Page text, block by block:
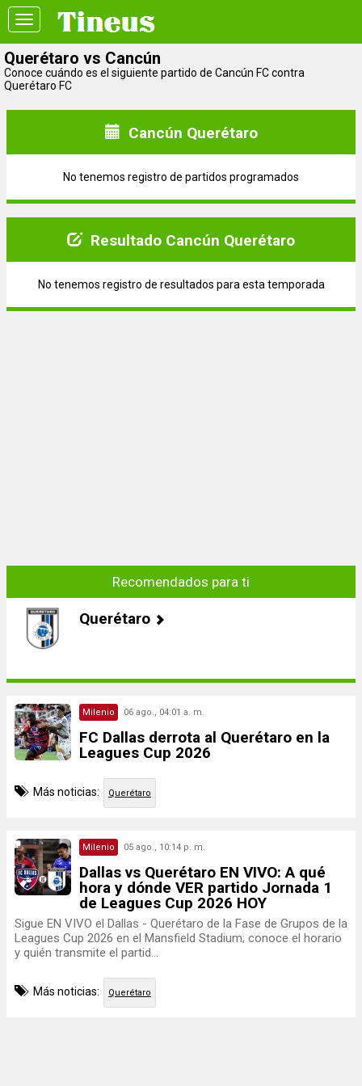
Toggle
navigation
Querétaro vs Cancún
Conoce cuándo es el siguiente partido de Cancún FC contra
Querétaro FC
Cancún Querétaro
No tenemos registro de partidos programados
Resultado Cancún Querétaro
No tenemos registro de resultados para esta temporada
Recomendados para ti
Querétaro
Milenio 06 ago., 04:01 a. m.
FC Dallas derrota al Querétaro en la
Leagues Cup 2026
Más noticias: Querétaro
Milenio 05 ago., 10:14 p. m.
Dallas vs Querétaro EN VIVO: A qué
hora y dónde VER partido Jornada 1
de Leagues Cup 2026 HOY
Sigue EN VIVO el Dallas - Querétaro de la Fase de Grupos de la
Leagues Cup 2026 en el Mansfield Stadium; conoce el horario
y quién transmite el partid...
Más noticias: Querétaro